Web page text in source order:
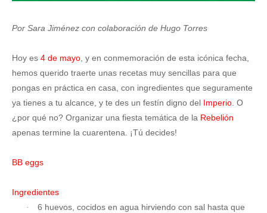
Por Sara Jiménez con colaboración de Hugo Torres
Hoy es 4 de mayo , y en conmemoración de esta icónica fecha,
hemos querido traerte unas recetas muy sencillas para que
pongas en práctica en casa, con ingredientes que seguramente
ya tienes a tu alcance, y te des un festín digno del Imperio . O
¿por qué no? Organizar una fiesta temática de la Rebelión
apenas termine la cuarentena. ¡Tú decides!
BB eggs
Ingredientes
·
6 huevos, cocidos en agua hirviendo con sal hasta que